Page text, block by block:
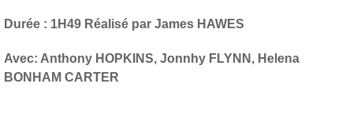
Durée : 1H49 Réalisé par James HAWES
Avec: Anthony HOPKINS, Jonnhy FLYNN, Helena
BONHAM CARTER